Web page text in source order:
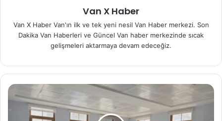
Van X Haber
Van X Haber Van'ın ilk ve tek yeni nesil Van Haber merkezi. Son
Dakika Van Haberleri ve Güncel Van haber merkezinde sıcak
gelişmeleri aktarmaya devam edeceğiz.